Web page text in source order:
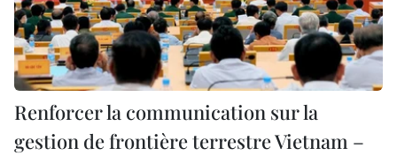
Renforcer la communication sur la
gestion de frontière terrestre Vietnam –